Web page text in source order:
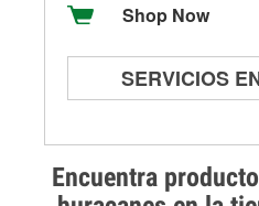
Encuentra
Shop Now
SERVICIOS
Prueba de
arrancadores